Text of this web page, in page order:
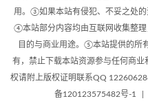
用。③如果本站有侵犯、不妥之处的
④本站部分内容均由互联网收集整
目的与商业用途。⑤本站提供的所
有，禁止下载本站资源参与任何商
权请附上版权证明联系QQ
备120123575482号-1